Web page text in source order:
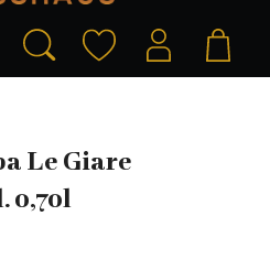
Le Giare
0,70l